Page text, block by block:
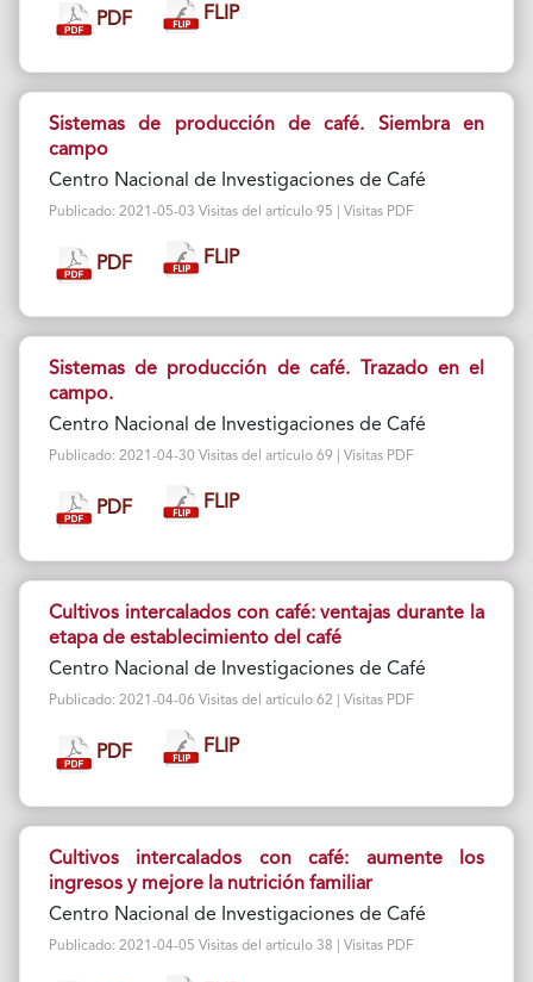
PDF FLIP
Sistemas de producción de café. Siembra en
campo
Centro Nacional de Investigaciones de Café
Publicado: 2021-05-03 Visitas del artículo 95 | Visitas PDF
PDF FLIP
Sistemas de producción de café. Trazado en el
campo.
Centro Nacional de Investigaciones de Café
Publicado: 2021-04-30 Visitas del artículo 69 | Visitas PDF
PDF FLIP
Cultivos intercalados con café: ventajas durante la
etapa de establecimiento del café
Centro Nacional de Investigaciones de Café
Publicado: 2021-04-06 Visitas del artículo 62 | Visitas PDF
PDF FLIP
Cultivos intercalados con café: aumente los
ingresos y mejore la nutrición familiar
Centro Nacional de Investigaciones de Café
Publicado: 2021-04-05 Visitas del artículo 38 | Visitas PDF